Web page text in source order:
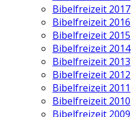
Bibelfreizeit 2017
Bibelfreizeit 2016
Bibelfreizeit 2015
Bibelfreizeit 2014
Bibelfreizeit 2013
Bibelfreizeit 2012
Bibelfreizeit 2011
Bibelfreizeit 2010
Bibelfreizeit 2009